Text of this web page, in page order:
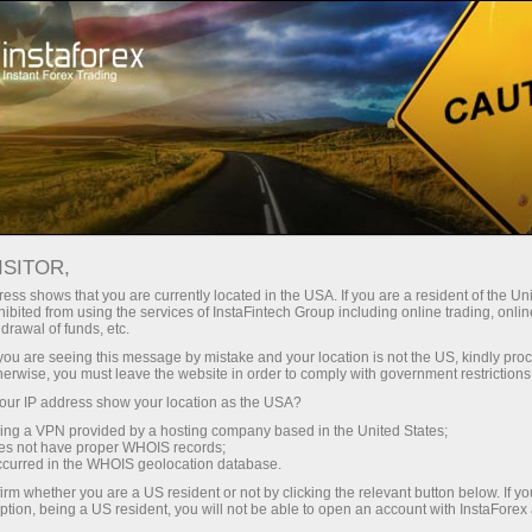
Các chiến dịch Sự kiện Giao dịch hàng đầu
Trade on top with
InstaForex
InstaForex team strives to provide its clients
and partners with top-quality services. We stay
true to our commitment in everything we do. We
offer a wide range of financial instruments,
ensure you have favorable trading conditions
and highly professional customer support, and
shows that you are currently located in the USA. If you are a resident of the
from using the services of InstaFintech Group including online trading,
of funds, etc.
are seeing this message by mistake and your location is not the US, kindly
you must leave the website in order to comply with government
IP address show your location as the USA?
a VPN provided by a hosting company based in the United States;
not have proper WHOIS records;
in the WHOIS geolocation database.
whether you are a US resident or not by clicking the relevant button below. If
being a US resident, you will not be able to open an account with InstaForex